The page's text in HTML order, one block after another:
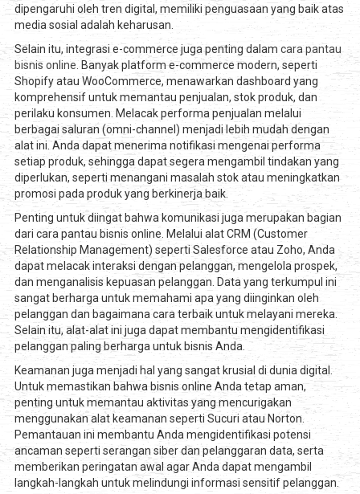
dipengaruhi oleh tren digital, memiliki penguasaan yang baik atas
media sosial adalah keharusan.
Selain itu, integrasi e-commerce juga penting dalam cara pantau
bisnis online . Banyak platform e-commerce modern, seperti
Shopify atau WooCommerce, menawarkan dashboard yang
komprehensif untuk memantau penjualan, stok produk, dan
perilaku konsumen. Melacak performa penjualan melalui
berbagai saluran (omni-channel) menjadi lebih mudah dengan
alat ini. Anda dapat menerima notifikasi mengenai performa
setiap produk, sehingga dapat segera mengambil tindakan yang
diperlukan, seperti menangani masalah stok atau meningkatkan
promosi pada produk yang berkinerja baik.
Penting untuk diingat bahwa komunikasi juga merupakan bagian
dari cara pantau bisnis online. Melalui alat CRM (Customer
Relationship Management) seperti Salesforce atau Zoho, Anda
dapat melacak interaksi dengan pelanggan, mengelola prospek,
dan menganalisis kepuasan pelanggan. Data yang terkumpul ini
sangat berharga untuk memahami apa yang diinginkan oleh
pelanggan dan bagaimana cara terbaik untuk melayani mereka.
Selain itu, alat-alat ini juga dapat membantu mengidentifikasi
pelanggan paling berharga untuk bisnis Anda.
Keamanan juga menjadi hal yang sangat krusial di dunia digital.
Untuk memastikan bahwa bisnis online Anda tetap aman,
penting untuk memantau aktivitas yang mencurigakan
menggunakan alat keamanan seperti Sucuri atau Norton.
Pemantauan ini membantu Anda mengidentifikasi potensi
ancaman seperti serangan siber dan pelanggaran data, serta
memberikan peringatan awal agar Anda dapat mengambil
langkah-langkah untuk melindungi informasi sensitif pelanggan.